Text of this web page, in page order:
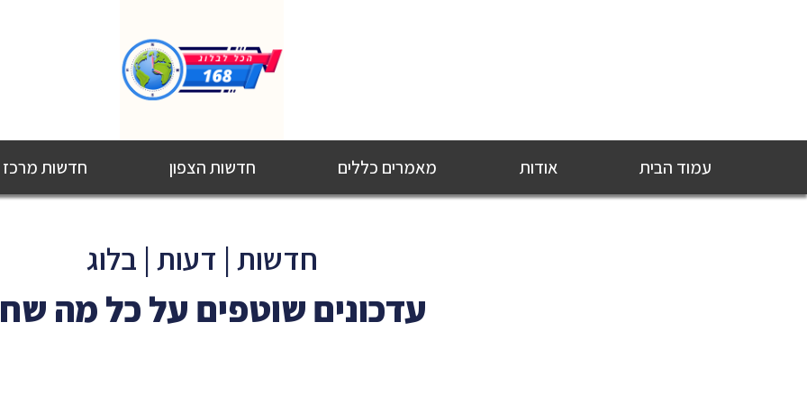
עמוד הבית אודות מאמרים כללים חדשות הצפון חדשות מרכז
חדשות | דעות | בלוג
עדכונים שוטפים על כל מה